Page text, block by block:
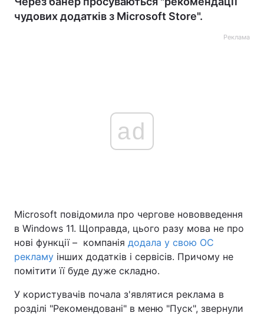
чудових додатків з Microsoft Store".
Реклама
ad
Microsoft повідомила про чергове нововведення
в Windows 11. Щоправда, цього разу мова не про
нові функції – компанія додала у свою ОС
рекламу інших додатків і сервісів. Причому не
помітити її буде дуже складно.
У користувачів почала з'являтися реклама в
розділі "Рекомендовані" в меню "Пуск", звернули